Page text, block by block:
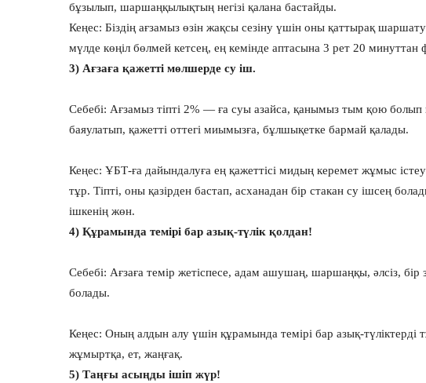
бұзылып, шаршаңқылықтың негізі қалана бастайды.
Кеңес: Біздің ағзамыз өзін жақсы сезіну үшін оны қаттырақ
мүлде көңіл бөлмей кетсең, ең кемінде аптасына 3 рет 20
3) Ағзаға қажетті мөлшерде су іш.
Себебі: Ағзамыз тіпті 2% — ға суы азайса, қанымыз тым қою
баяулатып, қажетті оттегі миымызға, бұлшықетке бармай қалады.
Кеңес: ҰБТ-ға дайындалуға ең қажеттісі мидың керемет жұмыс
тұр. Тіпті, оны қазірден бастап, асханадан бір стакан су ішсең
ішкенің жөн.
4) Құрамында темірі бар азық-түлік қолдан!
Себебі: Ағзаға темір жетіспесе, адам ашушаң, шаршаңқы, әлсіз, бір
болады.
Кеңес: Оның алдын алу үшін құрамында темірі бар азық-түліктерді
жұмыртқа, ет, жаңғақ.
5) Таңғы асыңды ішіп жүр!